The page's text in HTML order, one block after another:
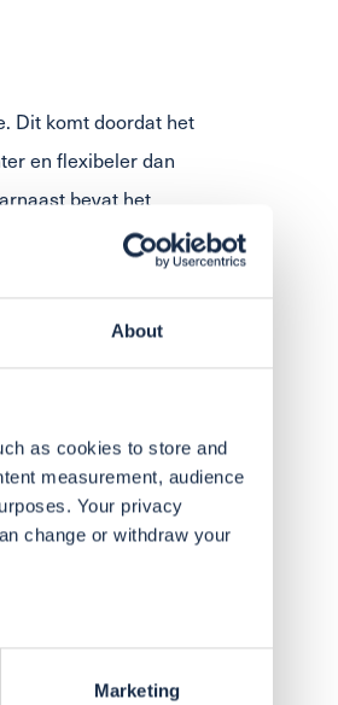
About
as cookies to store and
measurement, audience
Your privacy
change or withdraw your
meters
Marketing
Dit komt doordat het
en flexibeler dan
bevat het
wegdek, zodat je